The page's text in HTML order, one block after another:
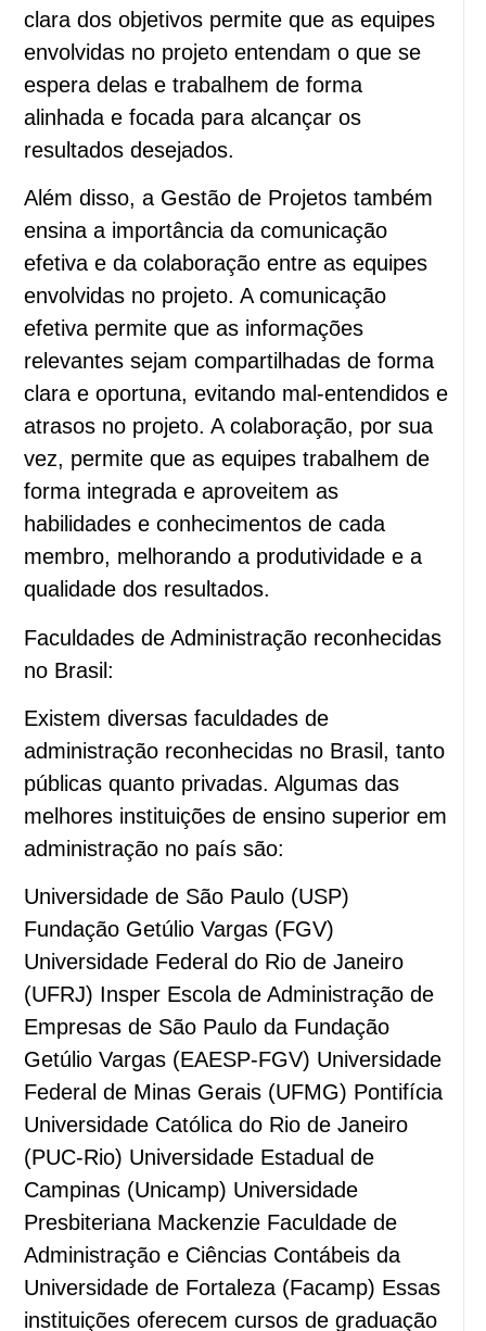
clara dos objetivos permite que as equipes
envolvidas no projeto entendam o que se
espera delas e trabalhem de forma
alinhada e focada para alcançar os
resultados desejados.
Além disso, a Gestão de Projetos também
ensina a importância da comunicação
efetiva e da colaboração entre as equipes
envolvidas no projeto. A comunicação
efetiva permite que as informações
relevantes sejam compartilhadas de forma
clara e oportuna, evitando mal-entendidos e
atrasos no projeto. A colaboração, por sua
vez, permite que as equipes trabalhem de
forma integrada e aproveitem as
habilidades e conhecimentos de cada
membro, melhorando a produtividade e a
qualidade dos resultados.
Faculdades de Administração reconhecidas
no Brasil:
Existem diversas faculdades de
administração reconhecidas no Brasil, tanto
públicas quanto privadas. Algumas das
melhores instituições de ensino superior em
administração no país são:
Universidade de São Paulo (USP)
Fundação Getúlio Vargas (FGV)
Universidade Federal do Rio de Janeiro
(UFRJ) Insper Escola de Administração de
Empresas de São Paulo da Fundação
Getúlio Vargas (EAESP-FGV) Universidade
Federal de Minas Gerais (UFMG) Pontifícia
Universidade Católica do Rio de Janeiro
(PUC-Rio) Universidade Estadual de
Campinas (Unicamp) Universidade
Presbiteriana Mackenzie Faculdade de
Administração e Ciências Contábeis da
Universidade de Fortaleza (Facamp) Essas
instituições oferecem cursos de graduação